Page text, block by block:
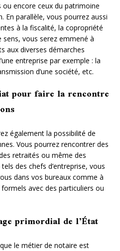
encore ceux du patrimoine
En parallèle, vous pourrez aussi
à la fiscalité, la copropriété
vous serez emmené à
aux diverses démarches
entreprise par exemple : la
d’une société, etc.
pour faire la rencontre
également la possibilité de
Vous pourrez rencontrer des
retraités ou même des
des chefs d’entreprise, vous
dans vos bureaux comme à
avec des particuliers ou
primordial de l’État
le métier de notaire est